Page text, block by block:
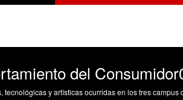
del
y artísticas ocurridas en los tres campus